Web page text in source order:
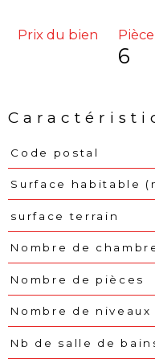
Prix du bien
6
Caractéristiques Valeurs
Code postal
Surface habitable
surface terrain
Nombre de
Nombre de pièces
Nombre de niveaux
Nb de salle de